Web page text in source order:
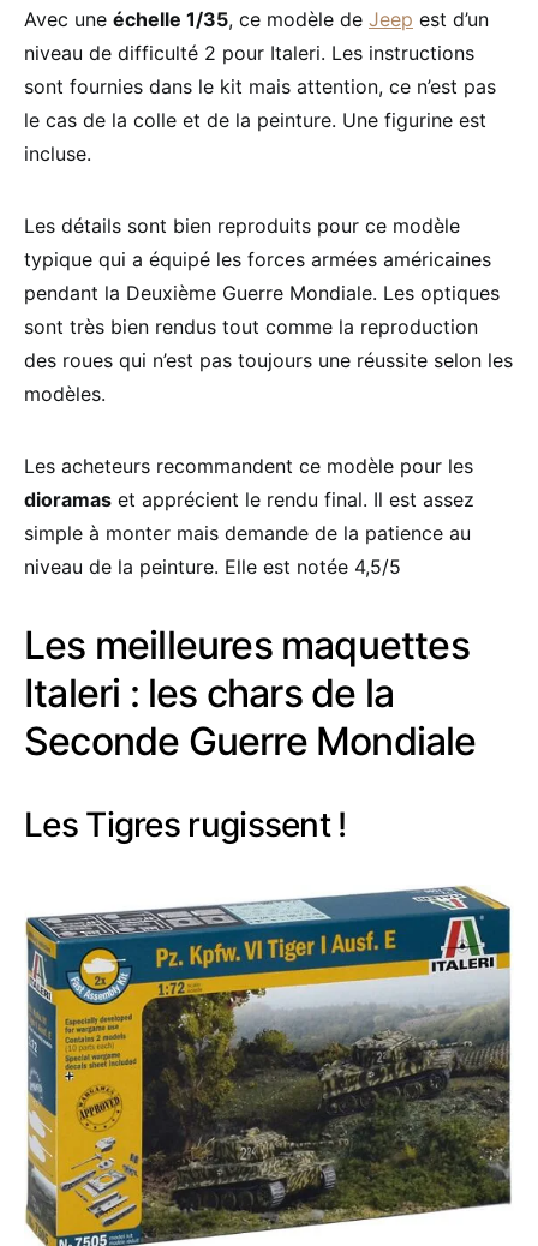
Avec une échelle 1/35, ce modèle de Jeep est d’un
niveau de difficulté 2 pour Italeri. Les instructions
sont fournies dans le kit mais attention, ce n’est pas
le cas de la colle et de la peinture. Une figurine est
incluse.
Les détails sont bien reproduits pour ce modèle
typique qui a équipé les forces armées américaines
pendant la Deuxième Guerre Mondiale. Les optiques
sont très bien rendus tout comme la reproduction
des roues qui n’est pas toujours une réussite selon les
modèles.
Les acheteurs recommandent ce modèle pour les
dioramas et apprécient le rendu final. Il est assez
simple à monter mais demande de la patience au
niveau de la peinture. Elle est notée 4,5/5
Les meilleures maquettes
Italeri : les chars de la
Seconde Guerre Mondiale
Les Tigres rugissent !